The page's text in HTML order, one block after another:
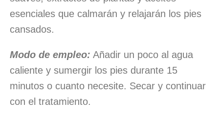
esenciales que calmarán y relajarán los pies
cansados.
Modo de empleo: Añadir un poco al agua
caliente y sumergir los pies durante 15
minutos o cuanto necesite. Secar y continuar
con el tratamiento.